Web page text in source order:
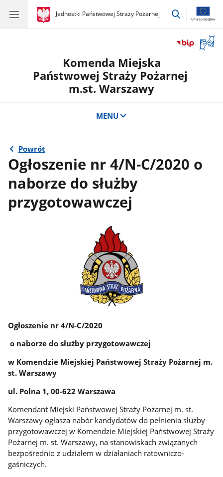
gov.pl
Jednostki Państwowej Straży Pożarnej
gov.pl
Jednostki
przejdź
okno
Komenda Miejska
Państwowej Straży Pożarnej
m.st. Warszawy
MENU
Powrót
Ogłoszenie nr 4/N-C/2020 o
naborze do służby
przygotowawczej
Ogłoszenie nr 4/N-C/2020
o naborze do służby przygotowawczej
w Komendzie Miejskiej Państwowej Straży Pożarnej m.
st. Warszawy
ul. Polna 1, 00-622 Warszawa
Komendant Miejski Państwowej Straży Pożarnej m. st.
Warszawy ogłasza nabór kandydatów do pełnienia służby
przygotowawczej w Komendzie Miejskiej Państwowej Straży
Pożarnej m. st. Warszawy, na stanowiskach związanych
bezpośrednio z udziałem w działaniach ratowniczo-
gaśniczych.